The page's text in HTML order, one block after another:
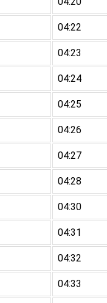
04:22
04:23
04:24
04:25
04:26
04:27
04:28
04:30
04:31
04:32
04:33